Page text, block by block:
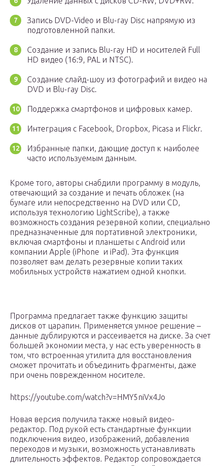
Запись DVD-Video и Blu-ray Disc напрямую из
подготовленной папки.
Создание и запись Blu-ray HD и носителей Full
HD видео (16:9, PAL и NTSC).
Создание слайд-шоу из фотографий и видео на
DVD и Blu-ray Disc.
Поддержка смартфонов и цифровых камер.
Интеграция с Facebook, Dropbox, Picasa и Flickr.
Избранные папки, дающие доступ к наиболее
часто используемым данным.
Кроме того, авторы снабдили программу в модуль,
отвечающий за создание и печать обложек (на
бумаге или непосредственно на DVD или CD,
используя технологию LightScribe), а также
возможность создания резервной копии, специально
предназначенные для портативной электроники,
включая смартфоны и планшеты с Android или
компании Apple (iPhone и iPad). Эта функция
позволяет вам делать резервные копии таких
мобильных устройств нажатием одной кнопки.
Программа предлагает также функцию защиты
дисков от царапин. Применяется умное решение –
данные дублируются и рассеивается на диске. За счет
большей экономии места, у нас есть уверенность в
том, что встроенная утилита для восстановления
сможет прочитать и объединить фрагменты, даже
при очень поврежденном носителе.
https://youtube.com/watch?v=HMY5niVx4Jo
Новая версия получила также новый видео-
редактор. Под рукой есть стандартные функции
подключения видео, изображений, добавления
переходов и музыки, возможность устанавливать
длительность эффектов. Редактор сопровождается